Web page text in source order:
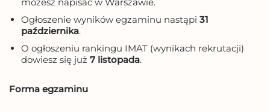
Ogłoszenie wyników egzaminu nastąpi 31
października.
O ogłoszeniu rankingu IMAT (wynikach rekrutacji)
dowiesz się już 7 listopada.
Forma egzaminu